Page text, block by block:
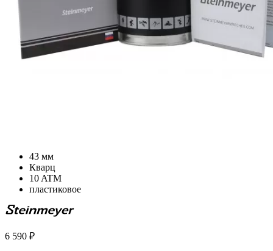
43 мм
Кварц
10 ATM
пластиковое
6 590 ₽